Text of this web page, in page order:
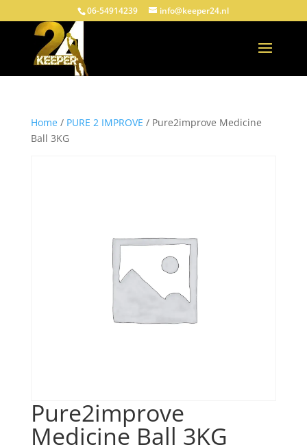
06-54914239 info@keeper24.nl
Home/ PURE 2 IMPROVE / Pure2improve Medicine
Ball 3KG
Pure2improve
Medicine Ball 3KG